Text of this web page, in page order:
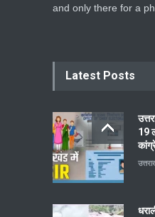
and only there for a
Latest Posts
19